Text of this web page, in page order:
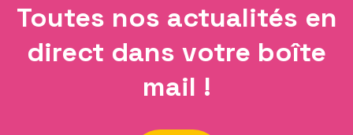
Toutes nos actualités en
direct dans votre boîte
mail !